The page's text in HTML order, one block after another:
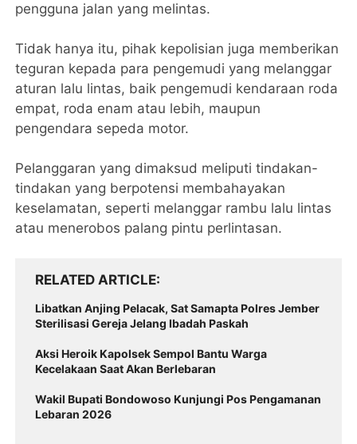
pengguna jalan yang melintas.
Tidak hanya itu, pihak kepolisian juga memberikan
teguran kepada para pengemudi yang melanggar
aturan lalu lintas, baik pengemudi kendaraan roda
empat, roda enam atau lebih, maupun
pengendara sepeda motor.
Pelanggaran yang dimaksud meliputi tindakan-
tindakan yang berpotensi membahayakan
keselamatan, seperti melanggar rambu lalu lintas
atau menerobos palang pintu perlintasan.
RELATED ARTICLE
Libatkan Anjing Pelacak, Sat Samapta Polres Jember
Sterilisasi Gereja Jelang Ibadah Paskah
Aksi Heroik Kapolsek Sempol Bantu Warga
Kecelakaan Saat Akan Berlebaran
Wakil Bupati Bondowoso Kunjungi Pos Pengamanan
Lebaran 2026